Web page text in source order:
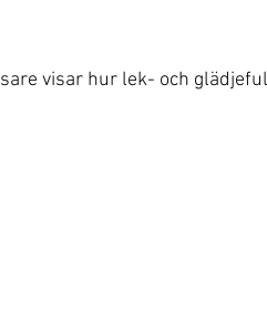
visar hur lek- och